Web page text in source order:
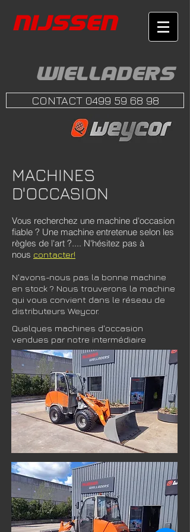
NIJSSEN
WIELLADERS
CONTACT 0499 59 68 98
MACHINES
D'OCCASION
Vous recherchez une machine d'occasion
fiable ? Une machine entretenue selon les
règles de l'art ?.... N'hésitez pas à
nous contacter!
N'avons-nous pas la bonne machine
en stock ? Nous trouverons la machine
qui vous convient dans le réseau de
distributeurs Weycor.
Quelques machines d'occasion
vendues par notre intermédiaire